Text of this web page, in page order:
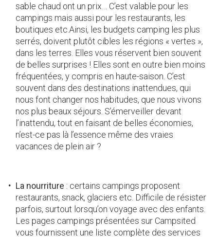
sable chaud ont un prix… C’est valable pour les
campings mais aussi pour les restaurants, les
boutiques etc.Ainsi, les budgets camping les plus
serrés, doivent plutôt cibles les régions « vertes »,
dans les terres. Elles vous réservent bien souvent
de belles surprises ! Elles sont en outre bien moins
fréquentées, y compris en haute-saison. C’est
souvent dans des destinations inattendues, qui
nous font changer nos habitudes, que nous vivons
nos plus beaux séjours. S’émerveiller devant
l’inattendu, tout en faisant de belles économies,
n’est-ce pas là l’essence même des vraies
vacances de plein air ?
La nourriture : certains campings proposent
restaurants, snack, glaciers etc. Difficile de résister
parfois, surtout lorsqu’on voyage avec des enfants.
Les pages campings présentées sur Campsited
vous fournissent une liste complète des services